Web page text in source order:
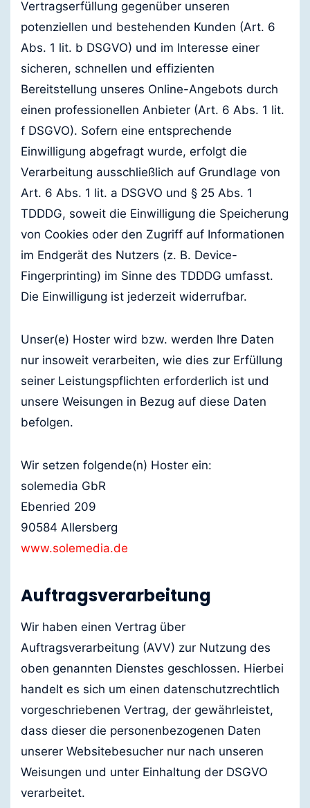
Vertragserfüllung gegenüber unseren
potenziellen und bestehenden Kunden (Art. 6
Abs. 1 lit. b DSGVO) und im Interesse einer
sicheren, schnellen und effizienten
Bereitstellung unseres Online-Angebots durch
einen professionellen Anbieter (Art. 6 Abs. 1 lit.
f DSGVO). Sofern eine entsprechende
Einwilligung abgefragt wurde, erfolgt die
Verarbeitung ausschließlich auf Grundlage von
Art. 6 Abs. 1 lit. a DSGVO und § 25 Abs. 1
TDDDG, soweit die Einwilligung die Speicherung
von Cookies oder den Zugriff auf Informationen
im Endgerät des Nutzers (z. B. Device-
Fingerprinting) im Sinne des TDDDG umfasst.
Die Einwilligung ist jederzeit widerrufbar.
Unser(e) Hoster wird bzw. werden Ihre Daten
nur insoweit verarbeiten, wie dies zur Erfüllung
seiner Leistungspflichten erforderlich ist und
unsere Weisungen in Bezug auf diese Daten
befolgen.
Wir setzen folgende(n) Hoster ein:
solemedia GbR
Ebenried 209
90584 Allersberg
www.solemedia.de
Auftragsverarbeitung
Wir haben einen Vertrag über
Auftragsverarbeitung (AVV) zur Nutzung des
oben genannten Dienstes geschlossen. Hierbei
handelt es sich um einen datenschutzrechtlich
vorgeschriebenen Vertrag, der gewährleistet,
dass dieser die personenbezogenen Daten
unserer Websitebesucher nur nach unseren
Weisungen und unter Einhaltung der DSGVO
verarbeitet.